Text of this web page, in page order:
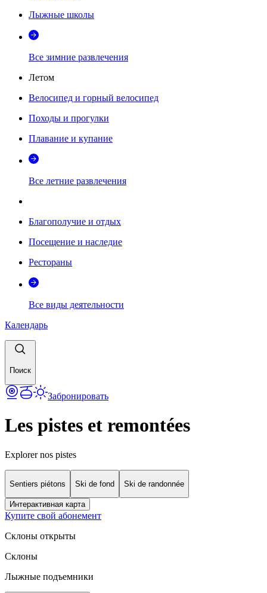
Лыжные школы
Все зимние развлечения
Летом
Велосипед и горный велосипед
Походы и прогулки
Плавание и купание
Все летние развлечения
Благополучие и отдых
Посещение и наследие
Рестораны
Все виды деятельности
Календарь
Поиск
Забронировать
Les pistes et remontées
Explorer nos pistes
Sentiers piétons Ski de fond Ski de randonnée
Интерактивная карта
Купите свой абонемент
Склоны открыты
Склоны
Лыжные подъемники